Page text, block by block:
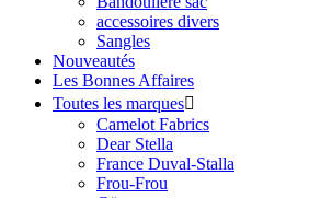
accessoires divers
Sangles
Nouveautés
Les Bonnes Affaires
Toutes les marques
Camelot Fabrics
Dear Stella
France Duval-Stalla
Frou-Frou